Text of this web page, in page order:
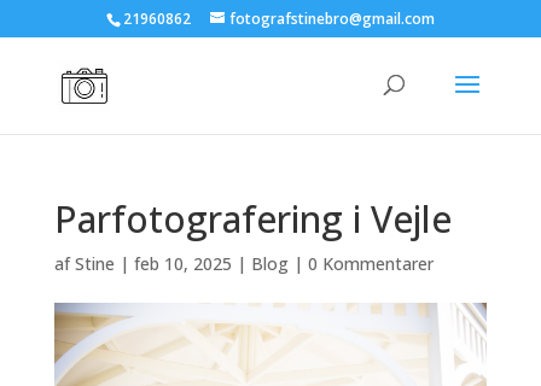
21960862 fotografstinebro@gmail.com
Parfotografering i Vejle
afStine | feb 10, 2025 | Blog| 0 Kommentarer